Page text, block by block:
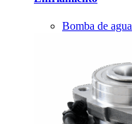
Bomba de agua